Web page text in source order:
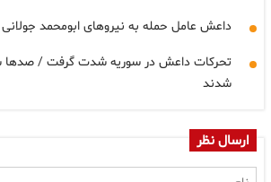
داعش عامل حمله به نیروهای ابومحمد
تحرکات داعش در سوریه شدت گرفت / صدها
شدند
ارسال نظر